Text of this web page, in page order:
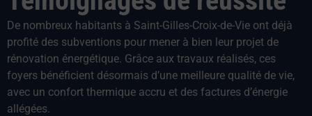
De nombreux habitants à Saint-Gilles-Croix-de-Vie ont déjà
profité des subventions pour mener à bien leur projet de
rénovation énergétique. Grâce aux travaux réalisés, ces
foyers bénéficient désormais d’une meilleure qualité de vie,
avec un confort thermique accru et des factures d’énergie
allégées.